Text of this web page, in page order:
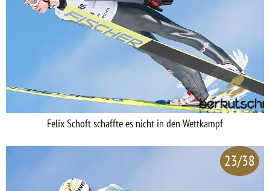
Felix Schoft schaffte es nicht in den Wettkampf
23/38